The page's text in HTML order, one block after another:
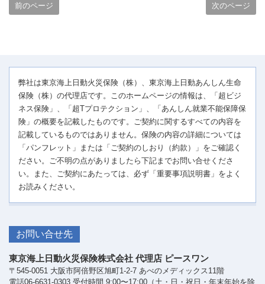
前のページ 次のページ
弊社は東京海上日動火災保険（株）、東京海上日動あんしん生命
保険（株）の代理店です。このホームページの情報は、「超ビジ
ネス保険」、「超Tプロテクション」、「あんしん就業不能保障保
険」の概要を記載したものです。ご契約に関するすべての内容を
記載しているものではありません。保険の内容の詳細については
「パンフレット」または「ご契約のしおり（約款）」をご確認く
ださい。ご不明の点がありましたら下記までお問い合せくださ
い。また、ご契約にあたっては、必ず「重要事項説明書」をよく
お読みください。
お問い合せ先
東京海上日動火災保険株式会社 代理店 ピースワン
〒545-0051 大阪市阿倍野区旭町1-2-7 あべのメディックス11階
電話06-6631-0303 受付時間 9:00〜17:00（土・日・祝日・年末年始を除